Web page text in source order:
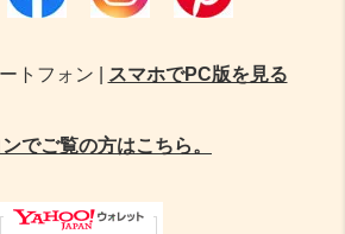
トフォン | スマホでPC版を見る
でご覧の方はこちら。